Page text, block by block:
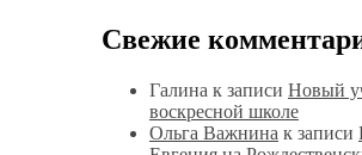
Свежие
Галина к записи Новый
воскресной школе
Ольга Важнина к записи